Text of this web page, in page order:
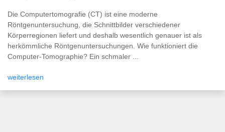
Die Computertomografie (CT) ist eine moderne
Röntgenuntersuchung, die Schnittbilder verschiedener
Körperregionen liefert und deshalb wesentlich genauer ist als
herkömmliche Röntgenuntersuchungen. Wie funktioniert die
Computer-Tomographie? Ein schmaler ...
weiterlesen